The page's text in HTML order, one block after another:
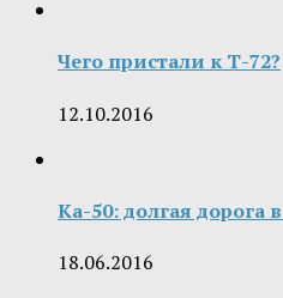
Чего пристали к Т-72?
12.10.2016
Ка-50: долгая дорога
18.06.2016